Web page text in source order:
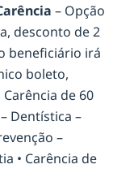
– Opção
desconto de 2
beneficiário irá
boleto,
de 60
Dentística –
–
• Carência de